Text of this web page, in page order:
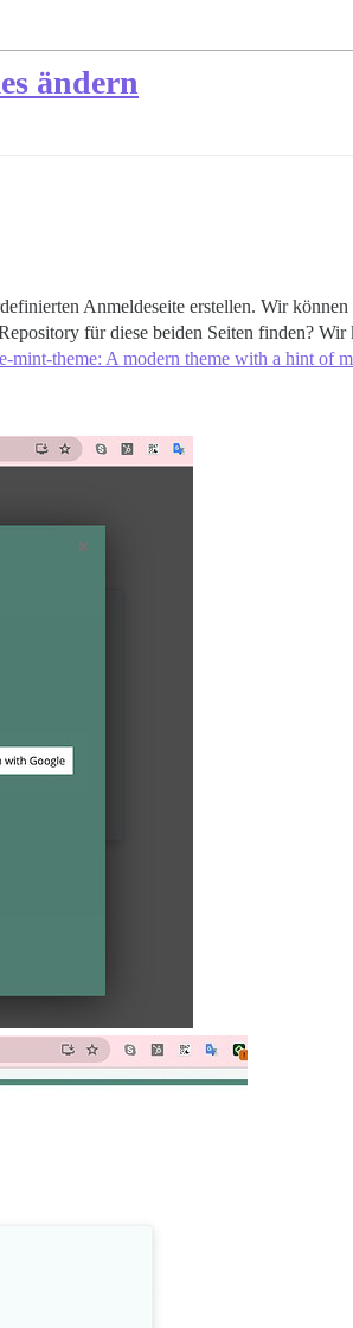
ändern
Anmeldeseite erstellen. Wir
für diese beiden Seiten finden?
mint-theme: A modern theme with a hint of